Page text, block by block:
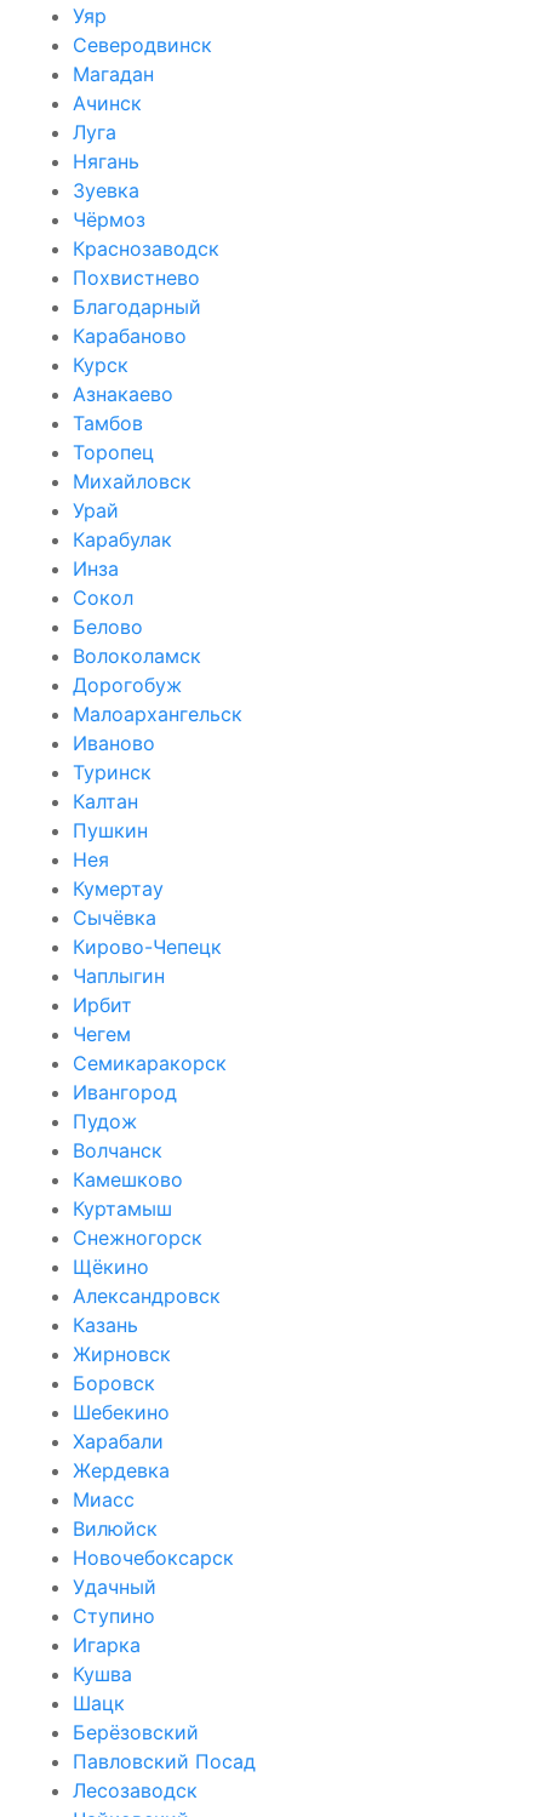
Уяр
Северодвинск
Магадан
Ачинск
Луга
Нягань
Зуевка
Чёрмоз
Краснозаводск
Похвистнево
Благодарный
Карабаново
Курск
Азнакаево
Тамбов
Торопец
Михайловск
Урай
Карабулак
Инза
Сокол
Белово
Волоколамск
Дорогобуж
Малоархангельск
Иваново
Туринск
Калтан
Пушкин
Нея
Кумертау
Сычёвка
Кирово-Чепецк
Чаплыгин
Ирбит
Чегем
Семикаракорск
Ивангород
Пудож
Волчанск
Камешково
Куртамыш
Снежногорск
Щёкино
Александровск
Казань
Жирновск
Боровск
Шебекино
Харабали
Жердевка
Миасс
Вилюйск
Новочебоксарск
Удачный
Ступино
Игарка
Кушва
Шацк
Берёзовский
Павловский Посад
Лесозаводск